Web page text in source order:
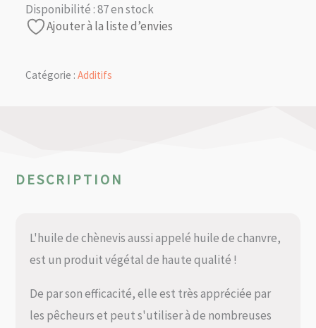
Disponibilité :87 en stock
Ajouter à la liste d’envies
Catégorie : Additifs
DESCRIPTION
L'huile de chènevis aussi appelé huile de chanvre,
est un produit végétal de haute qualité !
De par son efficacité, elle est très appréciée par
les pêcheurs et peut s'utiliser à de nombreuses